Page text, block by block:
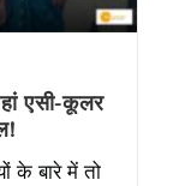
एसी-कूलर
के बारे में तो